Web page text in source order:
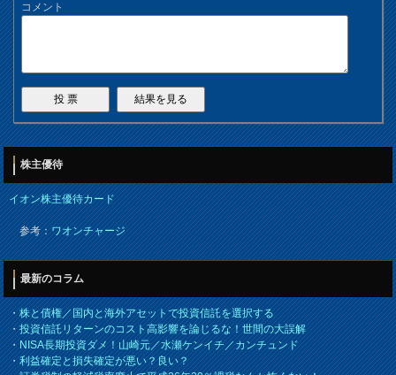
コメント
株主優待
イオン株主優待カード
参考：ワオンチャージ
最新のコラム
・株と債権／国内と海外アセットで投資信託を選択する
・投資信託リターンのコスト高影響を論じるな！世間の大誤解
・NISA長期投資ダメ！山崎元／水瀬ケンイチ／カンチュンド
・利益確定と損失確定が悪い？良い？